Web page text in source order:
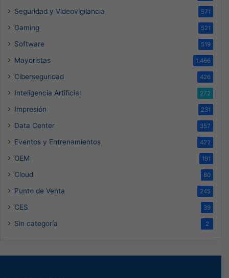
Seguridad y Videovigilancia 571
Gaming 521
Software 519
Mayoristas 1.466
Ciberseguridad 426
Inteligencia Artificial 272
Impresión 231
Data Center 357
Eventos y Entrenamientos 422
OEM 191
Cloud 80
Punto de Venta 245
CES 39
Sin categoría 2